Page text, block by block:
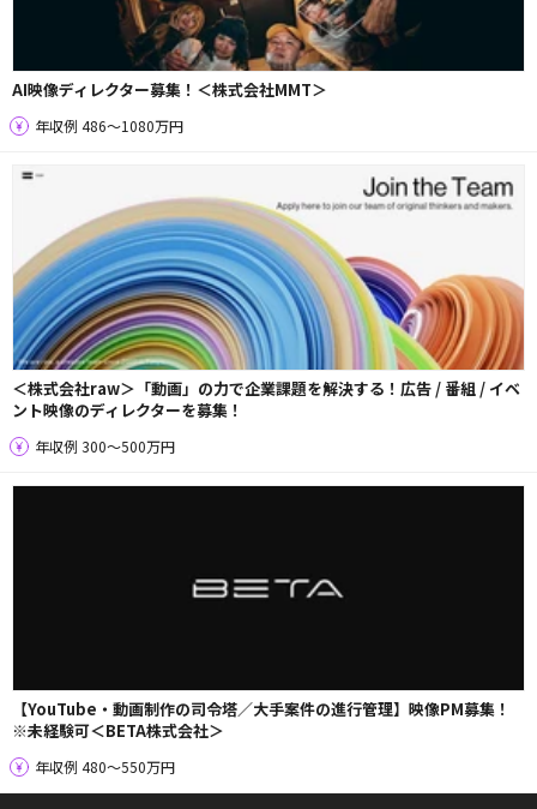
AI映像ディレクター募集！＜株式会社MMT＞
年収例 486〜1080万円
＜株式会社raw＞「動画」の力で企業課題を解決する！広告 / 番組 / イベ
ント映像のディレクターを募集！
年収例 300〜500万円
【YouTube・動画制作の司令塔／大手案件の進行管理】映像PM募集！
※未経験可＜BETA株式会社＞
年収例 480〜550万円